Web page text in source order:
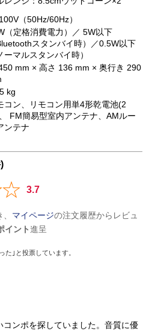
（50Hz/60Hz）
（定格消費電力）／ 5W以下
スタンバイ時）／0.5W以下
ーマルスタンバイ時）
mm × 高さ 136 mm × 奥行き 290
kg
コン、リモコン用単4形乾電池(2
FM簡易型室内アンテナ、AMルー
ンテナ
3.7
マイページの注文履歴からレビュ
イント進呈
た｣と投票しています。
ンポを探していました。音質に優